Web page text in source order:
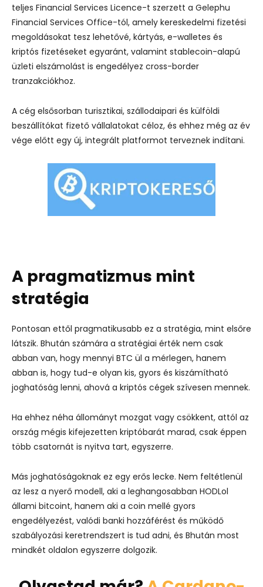
teljes Financial Services Licence-t szerzett a Gelephu
Financial Services Office-tól, amely kereskedelmi fizetési
megoldásokat tesz lehetővé, kártyás, e-walletes és
kriptós fizetéseket egyaránt, valamint stablecoin-alapú
üzleti elszámolást is engedélyez cross-border
tranzakciókhoz.
A cég elsősorban turisztikai, szállodaipari és külföldi
beszállítókat fizető vállalatokat céloz, és ehhez még az év
vége előtt egy új, integrált platformot terveznek indítani.
A pragmatizmus mint
stratégia
Pontosan ettől pragmatikusabb ez a stratégia, mint elsőre
látszik. Bhután számára a stratégiai érték nem csak
abban van, hogy mennyi BTC ül a mérlegen, hanem
abban is, hogy tud-e olyan kis, gyors és kiszámítható
joghatóság lenni, ahová a kriptós cégek szívesen mennek.
Ha ehhez néha állományt mozgat vagy csökkent, attól az
ország mégis kifejezetten kriptóbarát marad, csak éppen
több csatornát is nyitva tart, egyszerre.
Más joghatóságoknak ez egy erős lecke. Nem feltétlenül
az lesz a nyerő modell, aki a leghangosabban HODLol
állami bitcoint, hanem aki a coin mellé gyors
engedélyezést, valódi banki hozzáférést és működő
szabályozási keretrendszert is tud adni, és Bhután most
mindkét oldalon egyszerre dolgozik.